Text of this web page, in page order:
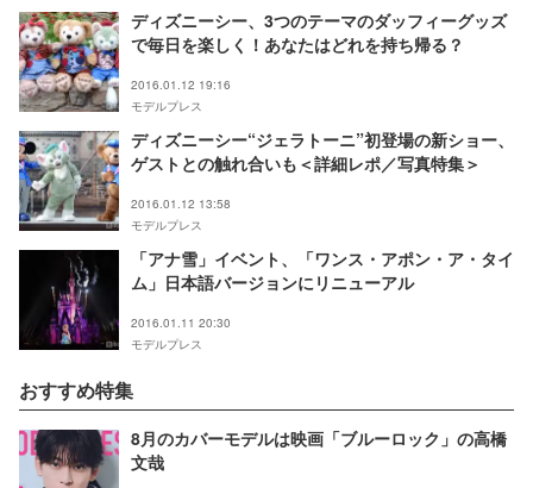
ディズニーシー、3つのテーマのダッフィーグッズ
で毎日を楽しく！あなたはどれを持ち帰る？
2016.01.12 19:16
モデルプレス
ディズニーシー“ジェラトーニ”初登場の新ショー、
ゲストとの触れ合いも＜詳細レポ／写真特集＞
2016.01.12 13:58
モデルプレス
「アナ雪」イベント、「ワンス・アポン・ア・タイ
ム」日本語バージョンにリニューアル
2016.01.11 20:30
モデルプレス
おすすめ特集
8月のカバーモデルは映画「ブルーロック」の高橋
文哉